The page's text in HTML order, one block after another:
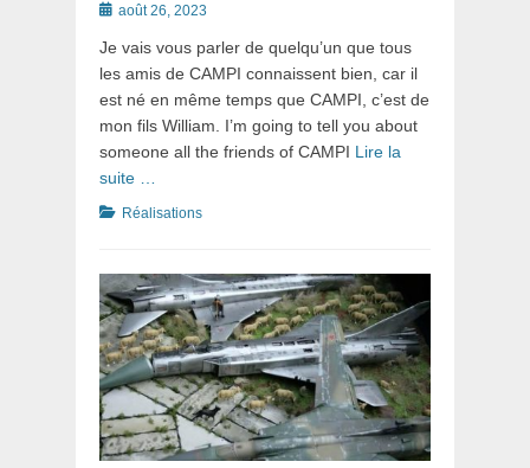
Postéaoût 26, 2023
Je vais vous parler de quelqu’un que tous
les amis de CAMPI connaissent bien, car il
est né en même temps que CAMPI, c’est de
mon fils William. I’m going to tell you about
someone all the friends of CAMPI Lire la
suite …
Catégories
Réalisations